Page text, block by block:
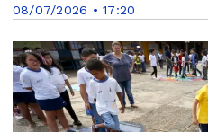
08/07/2026 • 17:20